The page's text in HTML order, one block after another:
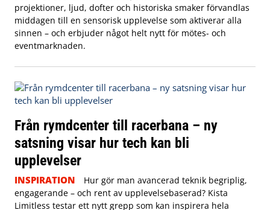
projektioner, ljud, dofter och historiska smaker förvandlas
middagen till en sensorisk upplevelse som aktiverar alla
sinnen – och erbjuder något helt nytt för mötes- och
eventmarknaden.
Från rymdcenter till racerbana – ny
satsning visar hur tech kan bli
upplevelser
INSPIRATION
Hur gör man avancerad teknik begriplig,
engagerande – och rent av upplevelsebaserad? Kista
Limitless testar ett nytt grepp som kan inspirera hela